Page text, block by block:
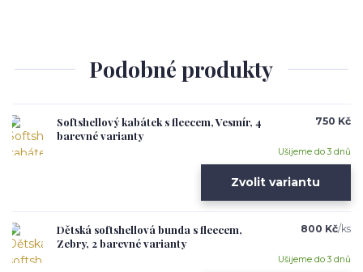
Podobné produkty
Softshellový kabátek s fleecem, Vesmír, 4
barevné varianty
750 Kč
Ušijeme do 3 dnů
Zvolit variantu
Dětská softshellová bunda s fleecem,
Zebry, 2 barevné varianty
800 Kč/ks
Ušijeme do 3 dnů